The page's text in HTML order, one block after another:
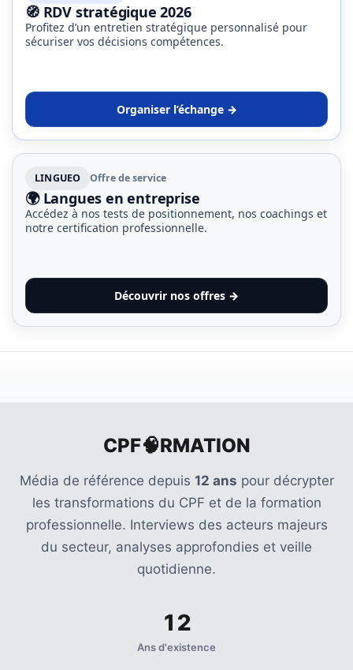
Agenda
(159)
Rubrique
RH
(93)
Droit
Offre
de
🧭 RDV stratégique 2026
Profitez d’un entretien stratégique personnalisé pour
sécuriser vos décisions compétences.
Organiser l’échange →
LINGUEO Offre de service
🌍 Langues en entreprise
Accédez à nos tests de positionnement, nos coachings et
notre certification professionnelle.
Découvrir nos offres →
CPF🧠RMATION
Média de référence depuis 12 ans pour décrypter
les transformations du CPF et de la formation
professionnelle. Interviews des acteurs majeurs
du secteur, analyses approfondies et veille
quotidienne.
12
Ans d'existence